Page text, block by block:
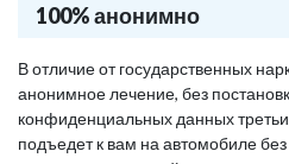
100% анонимно
В отличие от государственных
анонимное лечение, без
конфиденциальных данных
подъедет к вам на автомобиле без